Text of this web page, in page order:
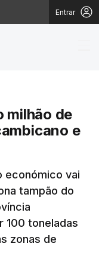
Entrar
milhão de
e
económico vai
tampão do
100 toneladas
zonas de